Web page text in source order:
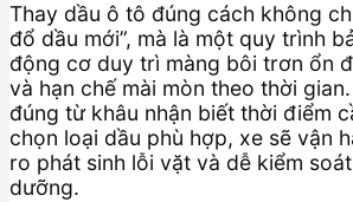
Thay dầu ô tô đúng cách không
đổ dầu mới”, mà là một quy trình
động cơ duy trì màng bôi trơn ổn
và hạn chế mài mòn theo thời
đúng từ khâu nhận biết thời điểm
chọn loại dầu phù hợp, xe sẽ vận
ro phát sinh lỗi vặt và dễ kiểm
dưỡng.